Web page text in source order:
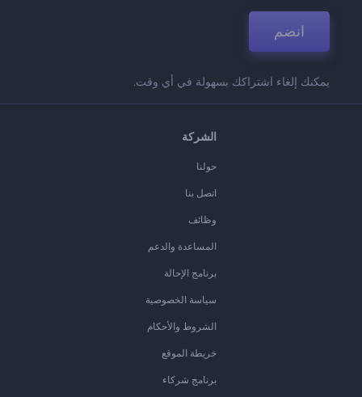
انضم
يمكنك إلغاء اشتراكك بسهولة في أي وقت.
الشركة
حولنا
اتصل بنا
وظائف
المساعدة والدعم
برنامج الإحالة
سياسة الخصوصية
الشروط والأحكام
خريطة الموقع
برنامج شركاء